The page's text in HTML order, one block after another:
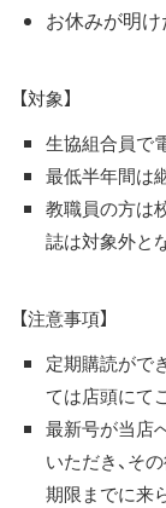
お休みが明け
【対象】
生協組合員で
最低半年間は
教職員の方は
誌は対象外と
【注意事項】
定期購読がで
ては店頭にて
最新号が当店
いただき、そ
期限までに来